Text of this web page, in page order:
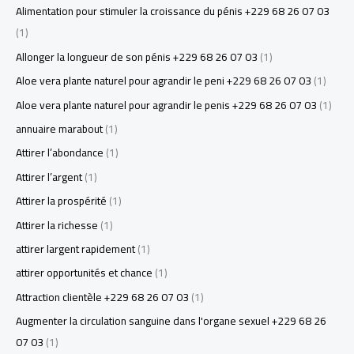
Alimentation pour stimuler la croissance du pénis +229 68 26 07 03
(1)
Allonger la longueur de son pénis +229 68 26 07 03(1)
Aloe vera plante naturel pour agrandir le peni +229 68 26 07 03(1)
Aloe vera plante naturel pour agrandir le penis +229 68 26 07 03(1)
annuaire marabout(1)
Attirer l’abondance(1)
Attirer l’argent(1)
Attirer la prospérité(1)
Attirer la richesse(1)
attirer largent rapidement(1)
attirer opportunités et chance(1)
Attraction clientèle +229 68 26 07 03(1)
Augmenter la circulation sanguine dans l'organe sexuel +229 68 26
07 03(1)